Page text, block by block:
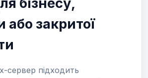
закритої
сервер підходить